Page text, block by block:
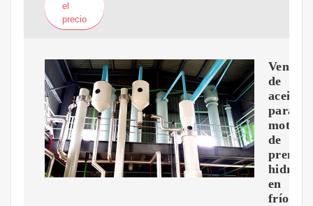
el
precio
Venta
de
aceite
para
motor
de
prensa
en
frío